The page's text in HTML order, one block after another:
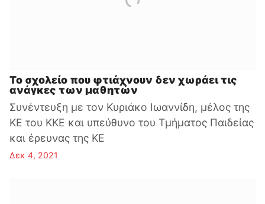
Το σχολείο που φτιάχνουν δεν χωράει τις
ανάγκες των μαθητών
Συνέντευξη με τον Κυριάκο Ιωαννίδη, μέλος της
ΚΕ του ΚΚΕ και υπεύθυνο του Τμήματος Παιδείας
και έρευνας της ΚΕ
Δεκ 4, 2021